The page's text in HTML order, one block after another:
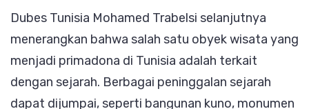
Dubes Tunisia Mohamed Trabelsi selanjutnya
menerangkan bahwa salah satu obyek wisata yang
menjadi primadona di Tunisia adalah terkait
dengan sejarah. Berbagai peninggalan sejarah
dapat dijumpai, seperti bangunan kuno, monumen